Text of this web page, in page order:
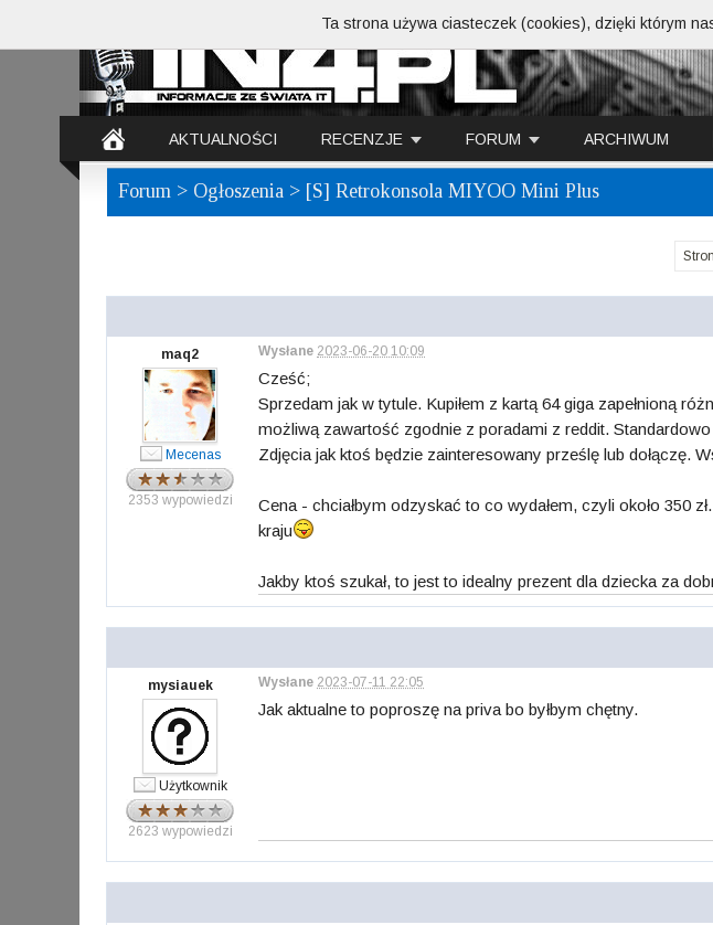
AKTUALNOŚCI RECENZJE FORUM ARCHIWUM
Forum > Ogłoszenia > [S] Retrokonsola MIYOO Mini Plus
maq2
Mecenas
2353 wypowiedzi
Wysłane 2023-06-20 10:09
Cześć;
Sprzedam jak w tytule. Kupiłem z kartą 64 giga zapełnioną
możliwą zawartość zgodnie z poradami z reddit.
Zdjęcia jak ktoś będzie zainteresowany prześlę lub dołączę.
Cena - chciałbym odzyskać to co wydałem, czyli około 350
kraju
Jakby ktoś szukał, to jest to idealny prezent dla dziecka za
mysiauek
Użytkownik
2623 wypowiedzi
Wysłane 2023-07-11 22:05
Jak aktualne to poproszę na priva bo byłbym chętny.
Ta strona używa ciasteczek (cookies), dzięki którym